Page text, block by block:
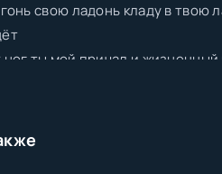
свою ладонь кладу в твою
ног ты мой причал и жизненный